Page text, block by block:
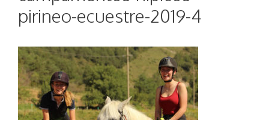
pirineo-ecuestre-2019-4